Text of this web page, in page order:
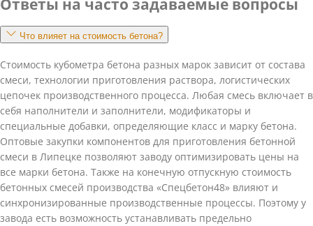
Ответы на часто задаваемые вопросы
Что влияет на стоимость бетона?
Стоимость кубометра бетона разных марок зависит от состава
смеси, технологии приготовления раствора, логистических
цепочек производственного процесса. Любая смесь включает в
себя наполнители и заполнители, модификаторы и
специальные добавки, определяющие класс и марку бетона.
Оптовые закупки компонентов для приготовления бетонной
смеси в Липецке позволяют заводу оптимизировать цены на
все марки бетона. Также на конечную отпускную стоимость
бетонных смесей производства «Спецбетон48» влияют и
синхронизированные производственные процессы. Поэтому у
завода есть возможность устанавливать предельно